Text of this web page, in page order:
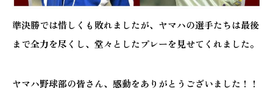
準決勝では惜しくも敗れましたが、ヤマハの選手たちは最後
まで全力を尽くし、堂々としたプレーを見せてくれました。
ヤマハ野球部の皆さん、感動をありがとうございました！！